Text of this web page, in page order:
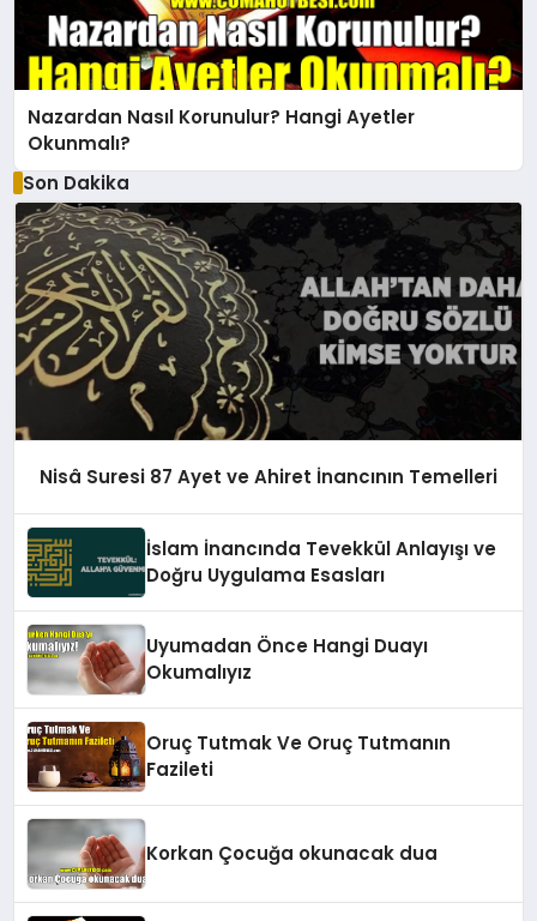
Nazardan Nasıl Korunulur? Hangi Ayetler
Okunmalı?
Son Dakika
Nisâ Suresi 87 Ayet ve Ahiret İnancının Temelleri
İslam İnancında Tevekkül Anlayışı ve
Doğru Uygulama Esasları
Uyumadan Önce Hangi Duayı
Okumalıyız
Oruç Tutmak Ve Oruç Tutmanın
Fazileti
Korkan Çocuğa okunacak dua